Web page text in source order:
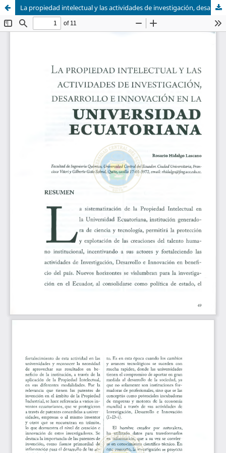
La propiedad intelectual y las actividades de investigación, desarrollo e innovación en la universidad ecuatoriana